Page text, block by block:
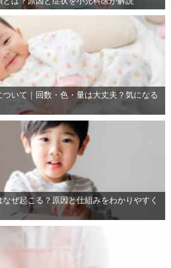
いて｜回数・色・量は大丈夫？気になる
ぜ起こる？原因と仕組みをわかりやすく